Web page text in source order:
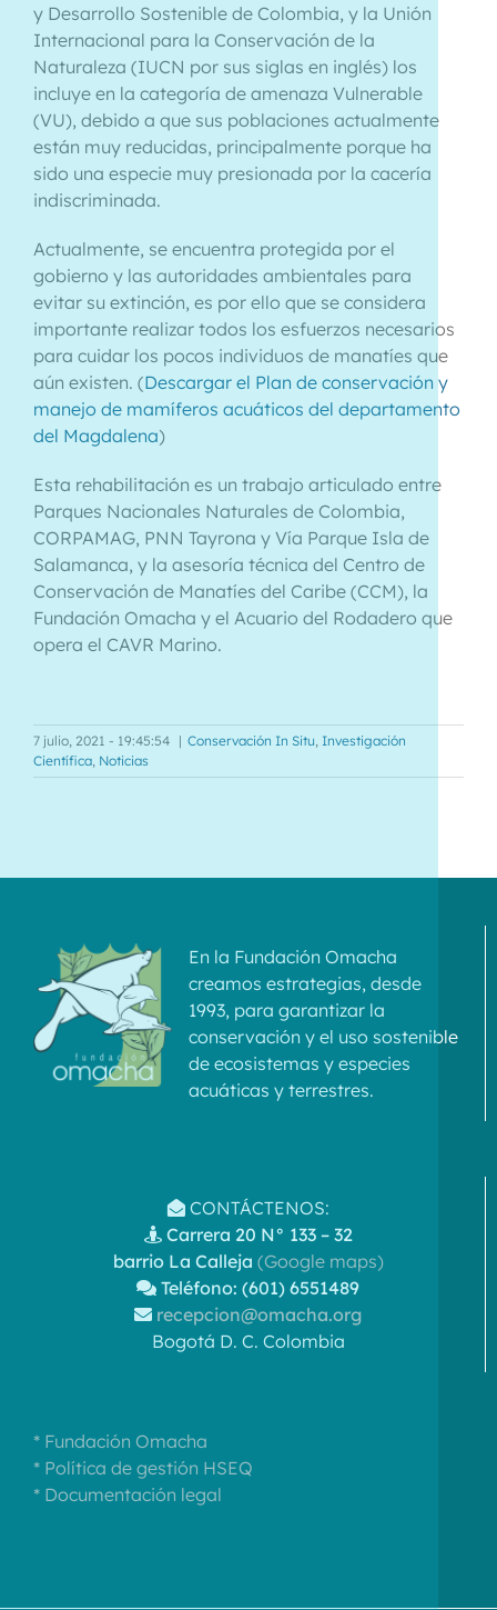
y Desarrollo Sostenible de Colombia, y la Unión
Internacional para la Conservación de la
Naturaleza (IUCN por sus siglas en inglés) los
incluye en la categoría de amenaza Vulnerable
(VU), debido a que sus poblaciones actualmente
están muy reducidas, principalmente porque ha
sido una especie muy presionada por la cacería
indiscriminada.
Actualmente, se encuentra protegida por el
gobierno y las autoridades ambientales para
evitar su extinción, es por ello que se considera
importante realizar todos los esfuerzos necesarios
para cuidar los pocos individuos de manatíes que
aún existen. (Descargar el Plan de conservación y
manejo de mamíferos acuáticos del departamento
del Magdalena)
Esta rehabilitación es un trabajo articulado entre
Parques Nacionales Naturales de Colombia,
CORPAMAG, PNN Tayrona y Vía Parque Isla de
Salamanca, y la asesoría técnica del Centro de
Conservación de Manatíes del Caribe (CCM), la
Fundación Omacha y el Acuario del Rodadero que
opera el CAVR Marino.
7 julio, 2021 - 19:45:54 | Conservación In Situ Investigación
Científica Noticias
En la Fundación Omacha
creamos estrategias, desde
1993, para garantizar la
conservación y el uso sostenible
de ecosistemas y especies
acuáticas y terrestres.
CONTÁCTENOS:
Carrera 20 N° 133 – 32
barrio La Calleja (Google maps)
Teléfono: (601) 6551489
recepcion@omacha.org
Bogotá D. C. Colombia
* Fundación Omacha
* Política de gestión HSEQ
* Documentación legal